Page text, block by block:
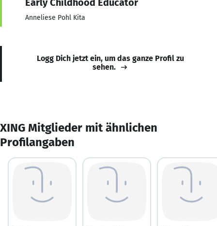
Anneliese Pohl Kita
Logg Dich jetzt ein, um das ganze Profil zu
sehen.
XING Mitglieder mit ähnlichen
Profilangaben